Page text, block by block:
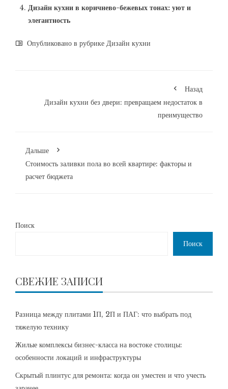
Дизайн кухни в коричнево-бежевых тонах: уют и
элегантность
Опубликовано в рубрике Дизайн кухни
Назад
Дизайн кухни без двери: превращаем недостаток в
преимущество
Дальше
Стоимость заливки пола во всей квартире: факторы и
расчет бюджета
Поиск
Поиск
СВЕЖИЕ ЗАПИСИ
Разница между плитами 1П, 2П и ПАГ: что выбрать под
тяжелую технику
Жилые комплексы бизнес-класса на востоке столицы:
особенности локаций и инфраструктуры
Скрытый плинтус для ремонта: когда он уместен и что учесть